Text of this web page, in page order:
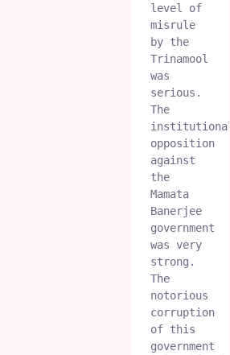
level of
misrule
by the
Trinamool
was
serious.
The
institutional
opposition
against
the
Mamata
Banerjee
government
was very
strong.
The
notorious
corruption
of this
government